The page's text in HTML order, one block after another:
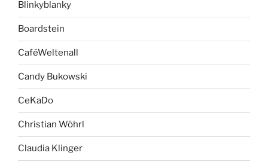
Blinkyblanky
Boardstein
CaféWeltenall
Candy Bukowski
CeKaDo
Christian Wöhrl
Claudia Klinger